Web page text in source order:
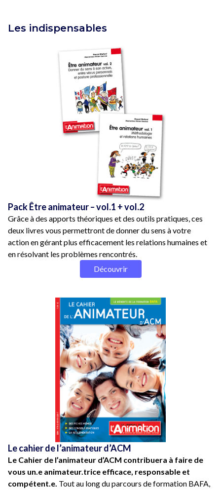
Les indispensables
Pack Être animateur – vol.1 + vol.2
Grâce à des apports théoriques et des outils pratiques, ces
deux livres vous permettront de donner du sens à votre
action en gérant plus efficacement les relations humaines et
en résolvant les problèmes rencontrés.
Découvrir
Le cahier de l’animateur d’ACM
Le Cahier de l’animateur d’ACM contribuera à faire de
vous un.e animateur.trice efficace, responsable et
compétent.e. Tout au long du parcours de formation BAFA,